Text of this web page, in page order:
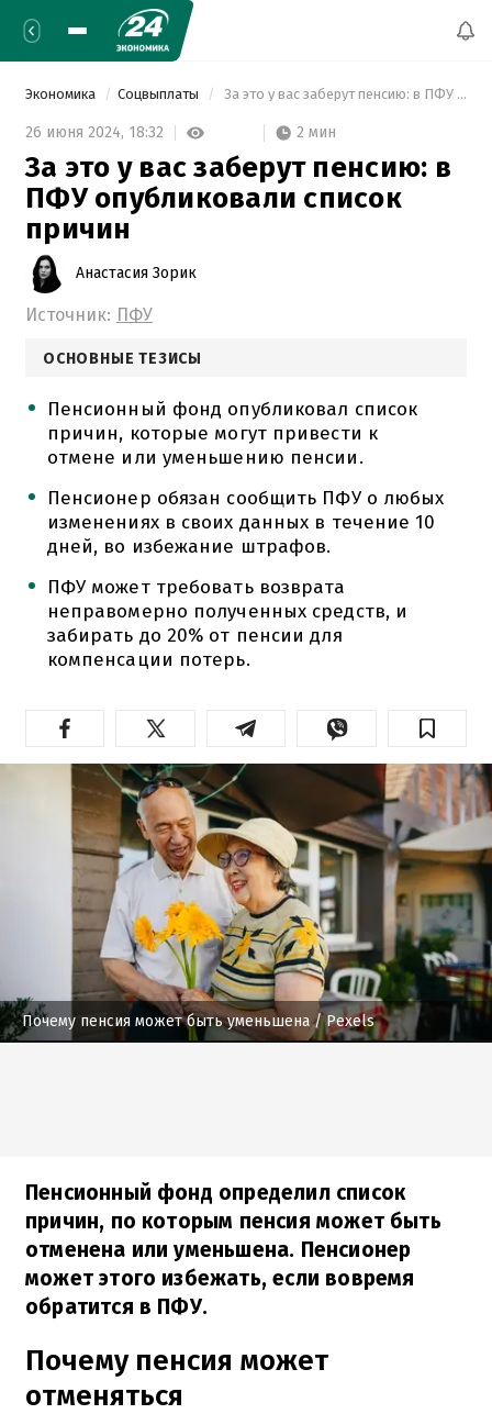
Экономика Соцвыплаты За это у вас заберут пенсию: в ПФУ опубликовали список причин
26 июня 2024, 18:32 2 мин
За это у вас заберут пенсию: в
ПФУ опубликовали список
причин
Анастасия Зорик
Источник: ПФУ
ОСНОВНЫЕ ТЕЗИСЫ
Пенсионный фонд опубликовал список
причин, которые могут привести к
отмене или уменьшению пенсии.
Пенсионер обязан сообщить ПФУ о любых
изменениях в своих данных в течение 10
дней, во избежание штрафов.
ПФУ может требовать возврата
неправомерно полученных средств, и
забирать до 20% от пенсии для
компенсации потерь.
Почему пенсия может быть уменьшена/ Pexels
Пенсионный фонд определил список
причин, по которым пенсия может быть
отменена или уменьшена. Пенсионер
может этого избежать, если вовремя
обратится в ПФУ.
Почему пенсия может
отменяться